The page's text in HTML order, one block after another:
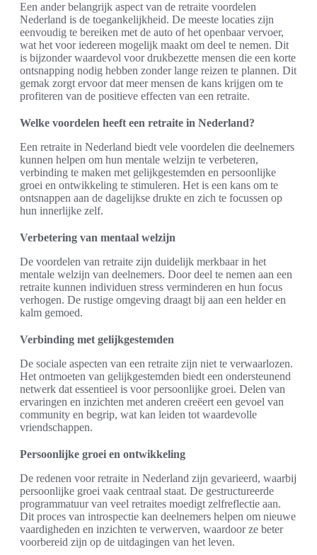
Een ander belangrijk aspect van de retraite voordelen
Nederland is de toegankelijkheid. De meeste locaties zijn
eenvoudig te bereiken met de auto of het openbaar vervoer,
wat het voor iedereen mogelijk maakt om deel te nemen. Dit
is bijzonder waardevol voor drukbezette mensen die een korte
ontsnapping nodig hebben zonder lange reizen te plannen. Dit
gemak zorgt ervoor dat meer mensen de kans krijgen om te
profiteren van de positieve effecten van een retraite.
Welke voordelen heeft een retraite in Nederland?
Een retraite in Nederland biedt vele voordelen die deelnemers
kunnen helpen om hun mentale welzijn te verbeteren,
verbinding te maken met gelijkgestemden en persoonlijke
groei en ontwikkeling te stimuleren. Het is een kans om te
ontsnappen aan de dagelijkse drukte en zich te focussen op
hun innerlijke zelf.
Verbetering van mentaal welzijn
De voordelen van retraite zijn duidelijk merkbaar in het
mentale welzijn van deelnemers. Door deel te nemen aan een
retraite kunnen individuen stress verminderen en hun focus
verhogen. De rustige omgeving draagt bij aan een helder en
kalm gemoed.
Verbinding met gelijkgestemden
De sociale aspecten van een retraite zijn niet te verwaarlozen.
Het ontmoeten van gelijkgestemden biedt een ondersteunend
netwerk dat essentieel is voor persoonlijke groei. Delen van
ervaringen en inzichten met anderen creëert een gevoel van
community en begrip, wat kan leiden tot waardevolle
vriendschappen.
Persoonlijke groei en ontwikkeling
De redenen voor retraite in Nederland zijn gevarieerd, waarbij
persoonlijke groei vaak centraal staat. De gestructureerde
programmatuur van veel retraites moedigt zelfreflectie aan.
Dit proces van introspectie kan deelnemers helpen om nieuwe
vaardigheden en inzichten te verwerven, waardoor ze beter
voorbereid zijn op de uitdagingen van het leven.